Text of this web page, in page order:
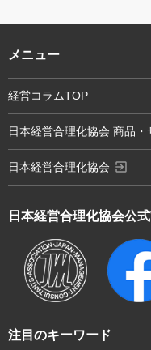
注目のキーワード
日本経営合理化協会公
メニュー
経営コラムTOP
日本経営合理化協会 商品・
日本経営合理化協会 exit_to_app